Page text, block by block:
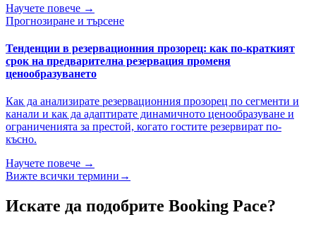
Научете повече →
Прогнозиране и търсене
Тенденции в резервационния прозорец: как по-краткият
срок на предварителна резервация променя
ценообразуването
Как да анализирате резервационния прозорец по сегменти и
канали и как да адаптирате динамичното ценообразуване и
ограниченията за престой, когато гостите резервират по-
късно.
Научете повече →
Вижте всички термини →
Искате да подобрите Booking Pace?